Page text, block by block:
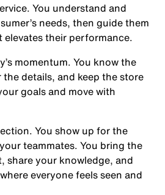
You understand and
needs, then guide them
elevates their performance.
momentum. You know the
details, and keep the store
goals and move with
. You show up for the
teammates. You bring the
share your knowledge, and
everyone feels seen and